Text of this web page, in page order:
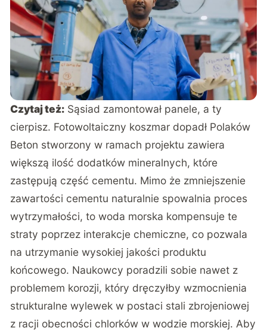
Czytaj też: Sąsiad zamontował panele, a ty
cierpisz. Fotowoltaiczny koszmar dopadł Polaków
Beton stworzony w ramach projektu zawiera
większą ilość dodatków mineralnych, które
zastępują część cementu. Mimo że zmniejszenie
zawartości cementu naturalnie spowalnia proces
wytrzymałości, to woda morska kompensuje te
straty poprzez interakcje chemiczne, co pozwala
na utrzymanie wysokiej jakości produktu
końcowego. Naukowcy poradzili sobie nawet z
problemem korozji, który dręczyłby wzmocnienia
strukturalne wylewek w postaci stali zbrojeniowej
z racji obecności chlorków w wodzie morskiej. Aby